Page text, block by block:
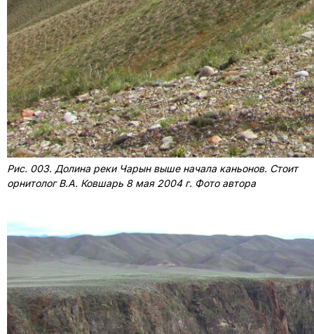
Рис. 003. Долина реки Чарын выше начала каньонов. Стоит
орнитолог В.А. Ковшарь 8 мая 2004 г. Фото автора